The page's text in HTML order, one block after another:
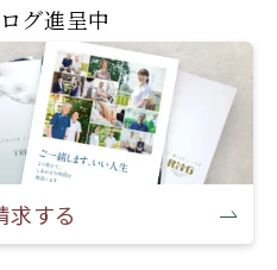
グ進呈中
求する